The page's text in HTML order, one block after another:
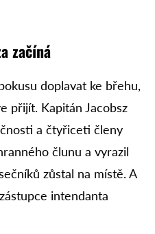
začíná
doplavat ke břehu,
přijít. Kapitán Jacobsz
a čtyřiceti členy
člunu a vyrazil
zůstal na místě. A
intendanta